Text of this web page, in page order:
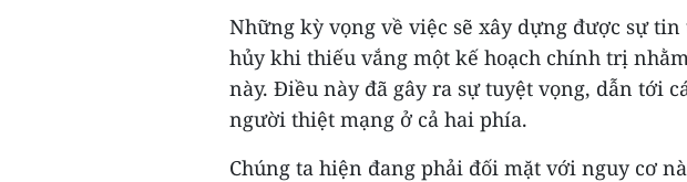
Những kỳ vọng về việc sẽ xây dựng được sự
hủy khi thiếu vắng một kế hoạch chính trị
này. Điều này đã gây ra sự tuyệt vọng, dẫn tới
người thiệt mạng ở cả hai phía.
Chúng ta hiện đang phải đối mặt với nguy cơ